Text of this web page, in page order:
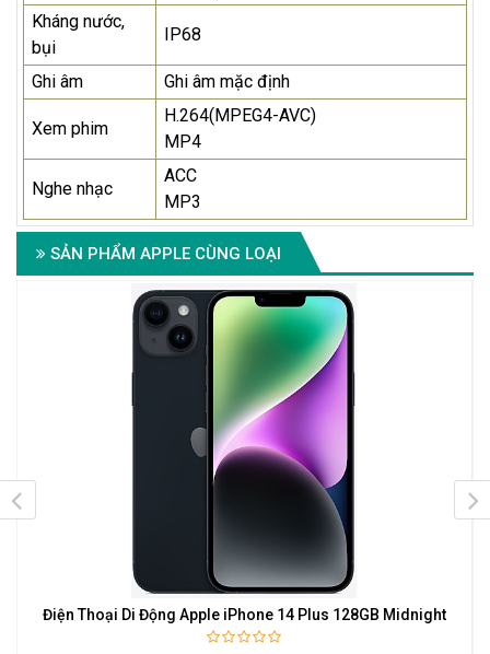
Kháng nước,
bụi
IP68
Ghi âm Ghi âm mặc định
Xem phim
H.264(MPEG4-AVC)
MP4
Nghe nhạc
ACC
MP3
SẢN PHẨM APPLE CÙNG LOẠI
Điện Thoại Di Động Apple iPhone 14 Plus 128GB Midnight